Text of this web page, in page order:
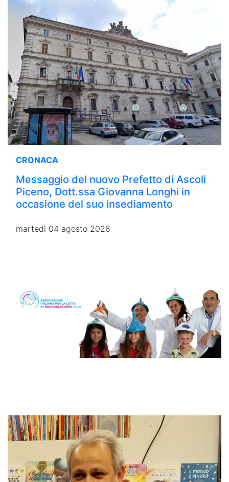
CRONACA
Messaggio del nuovo Prefetto di Ascoli
Piceno, Dott.ssa Giovanna Longhi in
occasione del suo insediamento
martedì 04 agosto 2026